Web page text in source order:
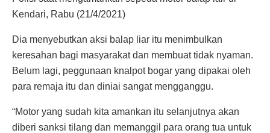
Kendari, Rabu (21/4/2021)
Dia menyebutkan aksi balap liar itu menimbulkan
keresahan bagi masyarakat dan membuat tidak nyaman.
Belum lagi, peggunaan knalpot bogar yang dipakai oleh
para remaja itu dan diniai sangat mengganggu.
“Motor yang sudah kita amankan itu selanjutnya akan
diberi sanksi tilang dan memanggil para orang tua untuk